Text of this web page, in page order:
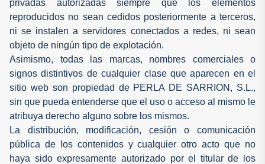
privadas autorizadas siempre que los elementos
reproducidos no sean cedidos posteriormente a terceros,
ni se instalen a servidores conectados a redes, ni sean
objeto de ningún tipo de explotación.
Asimismo, todas las marcas, nombres comerciales o
signos distintivos de cualquier clase que aparecen en el
sitio web son propiedad de PERLA DE SARRION, S.L.,
sin que pueda entenderse que el uso o acceso al mismo le
atribuya derecho alguno sobre los mismos.
La distribución, modificación, cesión o comunicación
pública de los contenidos y cualquier otro acto que no
haya sido expresamente autorizado por el titular de los